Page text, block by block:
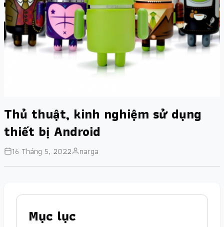
Thủ thuật, kinh nghiệm sử dụng
thiết bị Android
16 Tháng 5, 2022 narga
Mục lục